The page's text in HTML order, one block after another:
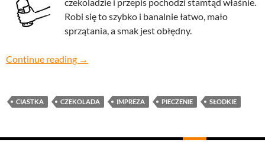
Robi się to szybko i banalnie łatwo, mało
sprzątania, a smak jest obłędny.
Continue reading Babeczki czekoladowe
→
CIASTKA CZEKOLADA IMPREZA PIECZENIE SŁODKIE